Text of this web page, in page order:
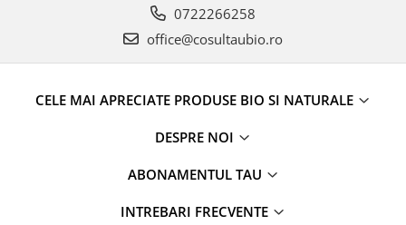
0722266258
office@cosultaubio.ro
CELE MAI APRECIATE PRODUSE BIO SI NATURALE
DESPRE NOI
ABONAMENTUL TAU
INTREBARI FRECVENTE